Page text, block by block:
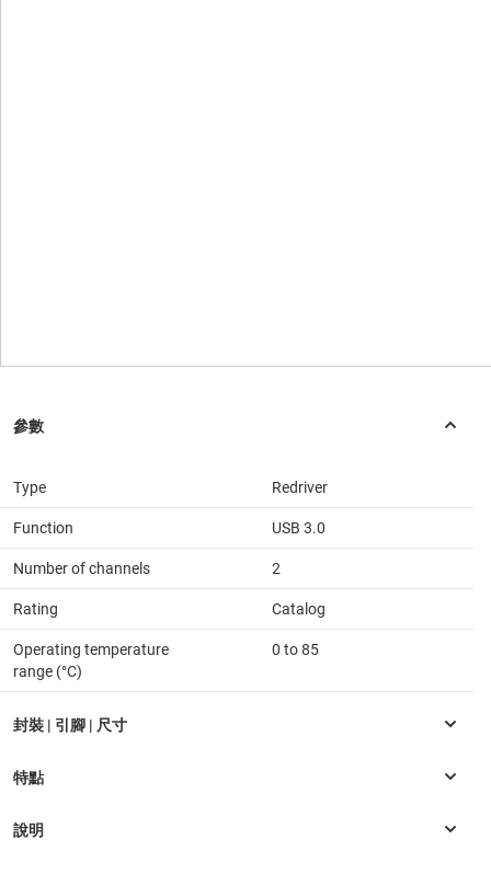
Type Redriver
Function USB 3.0
Number of channels 2
Rating Catalog
Operating temperature
range (°C)
0 to 85